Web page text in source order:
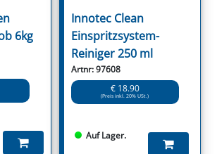
6kg
Innotec Clean
Einspritzsystem-
Reiniger 250 ml
Artnr: 97608
€ 18.90
(Preis inkl. 20% USt.)
Auf Lager.